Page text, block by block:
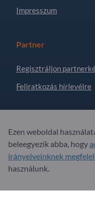
Impresszum
Partner
Regisztráljon
Feliratkozás hírlevélre
GYIK
Szolgáltatási
Ezen weboldal
beleegyezik abba, hogy
irányelveinknek
használunk.